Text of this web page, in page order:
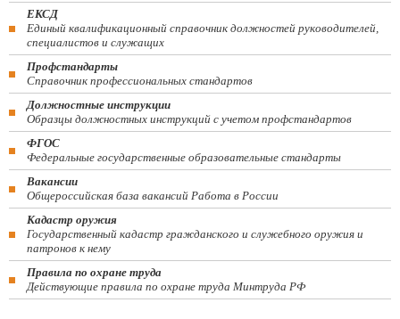
ЕКСД
Единый квалификационный справочник должностей руководителей,
специалистов и служащих
Профстандарты
Справочник профессиональных стандартов
Должностные инструкции
Образцы должностных инструкций с учетом профстандартов
ФГОС
Федеральные государственные образовательные стандарты
Вакансии
Общероссийская база вакансий Работа в России
Кадастр оружия
Государственный кадастр гражданского и служебного оружия и
патронов к нему
Правила по охране труда
Действующие правила по охране труда Минтруда РФ